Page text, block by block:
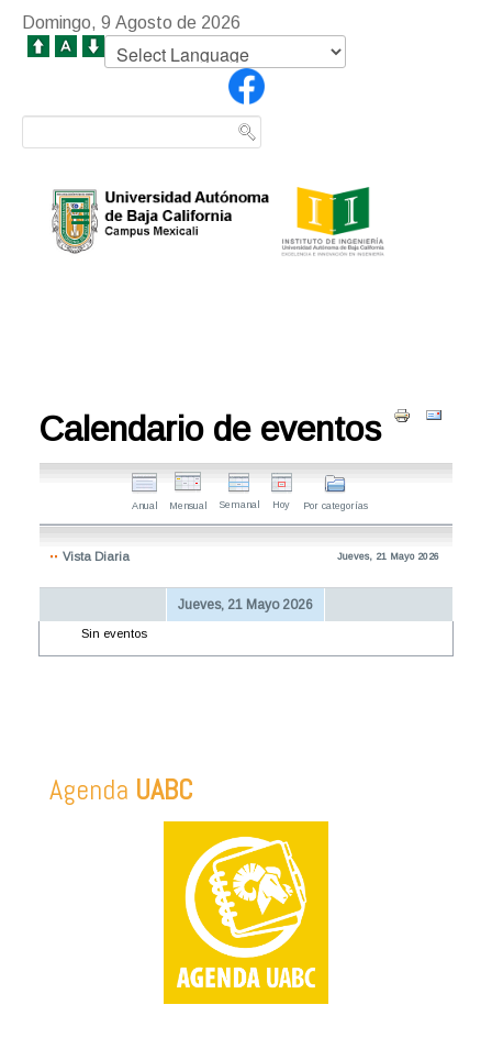
Domingo, 9 Agosto de 2026
Calendario de eventos
Anual Mensual Semanal Hoy Por categorías
Vista Diaria Jueves, 21 Mayo 2026
Jueves, 21 Mayo 2026
Sin eventos
Agenda UABC